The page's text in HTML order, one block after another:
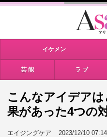
イケメン
芸 能 ラ ブ
こんなアイデア
果があった4つの
エイジングケア 2023/12/10 07:14